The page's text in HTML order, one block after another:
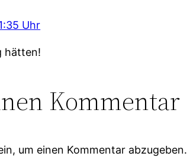
Uhr
hätten!
Kommentar
um einen Kommentar abzugeben.